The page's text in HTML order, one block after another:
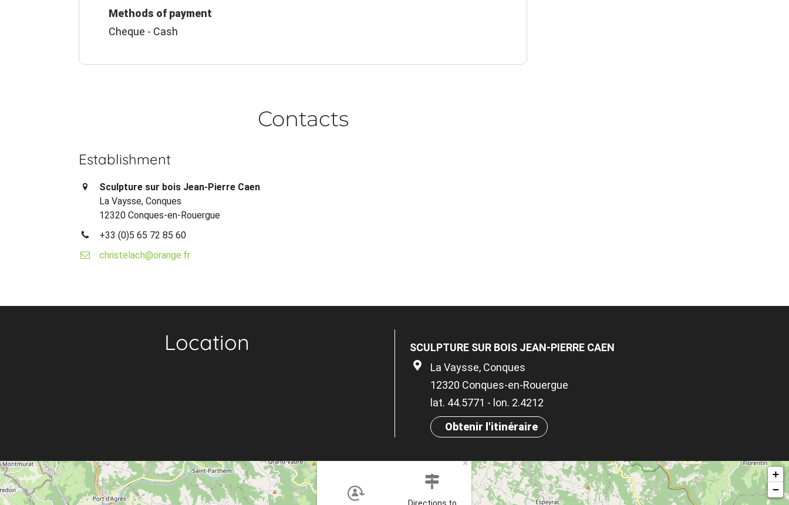
Methods of payment
Cheque - Cash
Contacts
Establishment
Sculpture sur bois Jean-Pierre Caen
La Vaysse, Conques
12320 Conques-en-Rouergue
+33 (0)5 65 72 85 60
christelach@orange.fr
Location
SCULPTURE SUR BOIS JEAN-PIERRE CAEN
La Vaysse, Conques
12320 Conques-en-Rouergue
lat. 44.5771 - lon. 2.4212
Obtenir l'itinéraire
×
+
−